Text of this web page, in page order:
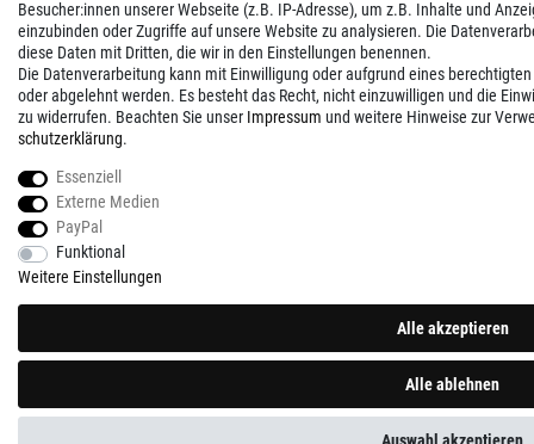
Besucher:innen unserer Webseite (z.B. IP-Adresse), um z.B. Inhalte und
einzubinden oder Zugriffe auf unsere Website zu analysieren. Die
diese Daten mit Dritten, die wir in den Einstellungen benennen.
Die Datenverarbeitung kann mit Einwilligung oder aufgrund eines
oder abgelehnt werden. Es besteht das Recht, nicht einzuwilligen und die
zu widerrufen. Beachten Sie unser Impressum und weitere Hinweise zur
schutz­erklärung.
Essenziell
Externe Medien
PayPal
Funktional
Weitere Einstellungen
Alle akzeptieren
Alle ablehnen
Auswahl akzeptieren